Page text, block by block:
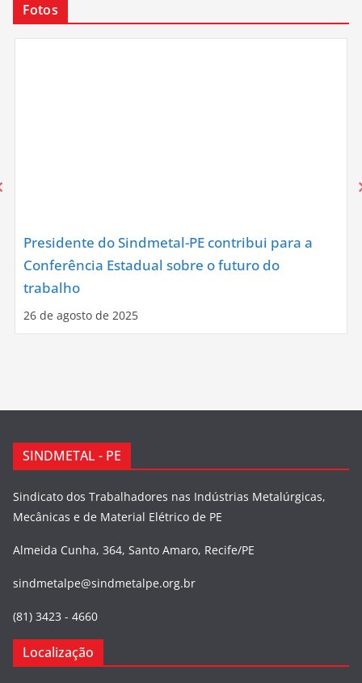
Fotos
Presidente do Sindmetal-PE contribui para a
Conferência Estadual sobre o futuro do
trabalho
26 de agosto de 2025
SINDMETAL - PE
Sindicato dos Trabalhadores nas Indústrias Metalúrgicas,
Mecânicas e de Material Elétrico de PE
Almeida Cunha, 364, Santo Amaro, Recife/PE
sindmetalpe@sindmetalpe.org.br
(81) 3423 - 4660
Localização